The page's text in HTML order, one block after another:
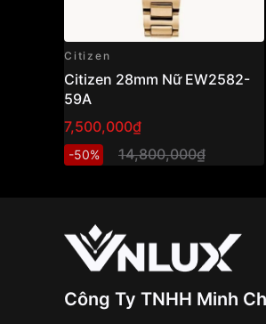
Citizen
Citizen 28mm Nữ EW2582-
59A
7,500,000₫
-50% 14,800,000₫
Công Ty TNHH Minh